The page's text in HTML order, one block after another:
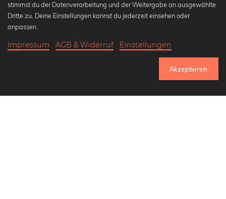
Bis Donnerstag: 20% Rabatt auf alle Bilder
Beliebte Kollektionen
Wandbilder in schwarz-weiß
Klassiker der Kunstgeschichte
stimmst du der Datenverarbeitung und der Weitergabe an ausgewählte
Dritte zu. Deine Einstellungen kannst du jederzeit einsehen oder
anpassen.
Impressum AGB & Widerruf Einstellungen
Akzeptieren